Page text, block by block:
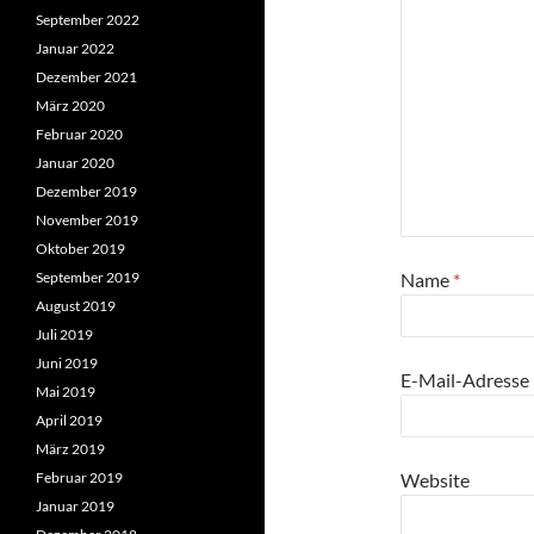
Name *
E-Mail-Adresse
Website
September 2022
Januar 2022
Dezember 2021
März 2020
Februar 2020
Januar 2020
Dezember 2019
November 2019
Oktober 2019
September 2019
August 2019
Juli 2019
Juni 2019
Mai 2019
April 2019
März 2019
Februar 2019
Januar 2019